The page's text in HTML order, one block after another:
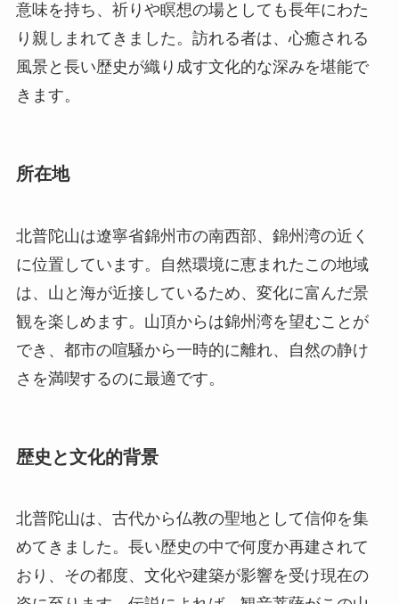
意味を持ち、祈りや瞑想の場としても長年にわた
り親しまれてきました。訪れる者は、心癒される
風景と長い歴史が織り成す文化的な深みを堪能で
きます。
所在地
北普陀山は遼寧省錦州市の南西部、錦州湾の近く
に位置しています。自然環境に恵まれたこの地域
は、山と海が近接しているため、変化に富んだ景
観を楽しめます。山頂からは錦州湾を望むことが
でき、都市の喧騒から一時的に離れ、自然の静け
さを満喫するのに最適です。
歴史と文化的背景
北普陀山は、古代から仏教の聖地として信仰を集
めてきました。長い歴史の中で何度か再建されて
おり、その都度、文化や建築が影響を受け現在の